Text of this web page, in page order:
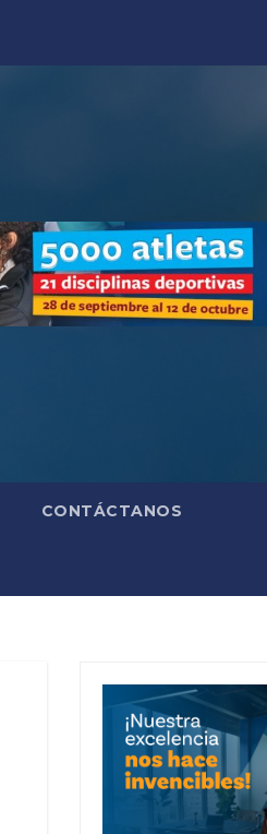
CONTÁCTANOS